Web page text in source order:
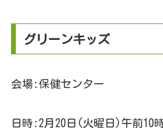
グリーンキッズ
会場:保健センター
日時:2月20日(火曜日)午前10